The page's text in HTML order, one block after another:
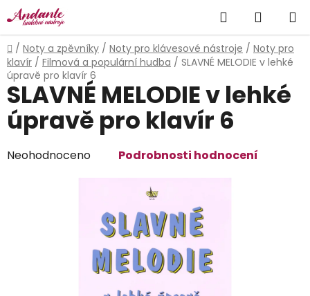
Přejít
na
obsah
Hledat
KOŠÍK
Domů
/ Noty a zpěvníky / Noty pro klávesové nástroje / Noty pro
klavír / Filmová a populární hudba / SLAVNÉ MELODIE v lehké
úpravě pro klavír 6
SLAVNÉ MELODIE v lehké
úpravě pro klavír 6
Průměrné
Neohodnoceno Podrobnosti hodnocení